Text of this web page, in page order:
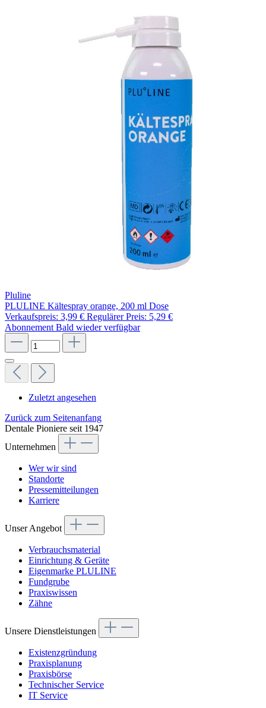
Pluline
PLULINE Kältespray orange, 200 ml Dose
Verkaufspreis: 3,99 € Regulärer Preis: 5,29 €
Abonnement Bald wieder verfügbar
Zuletzt angesehen
Zurück zum Seitenanfang
Dentale Pioniere seit 1947
Unternehmen
Wer wir sind
Standorte
Pressemitteilungen
Karriere
Unser Angebot
Verbrauchsmaterial
Einrichtung & Geräte
Eigenmarke PLULINE
Fundgrube
Praxiswissen
Zähne
Unsere Dienstleistungen
Existenzgründung
Praxisplanung
Praxisbörse
Technischer Service
IT Service